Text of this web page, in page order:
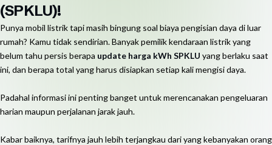
(SPKLU)!
Punya mobil listrik tapi masih bingung soal biaya pengisian daya di luar
rumah? Kamu tidak sendirian. Banyak pemilik kendaraan listrik yang
belum tahu persis berapa update harga kWh SPKLU yang berlaku saat
ini, dan berapa total yang harus disiapkan setiap kali mengisi daya.
Padahal informasi ini penting banget untuk merencanakan pengeluaran
harian maupun perjalanan jarak jauh.
Kabar baiknya, tarifnya jauh lebih terjangkau dari yang kebanyakan orang